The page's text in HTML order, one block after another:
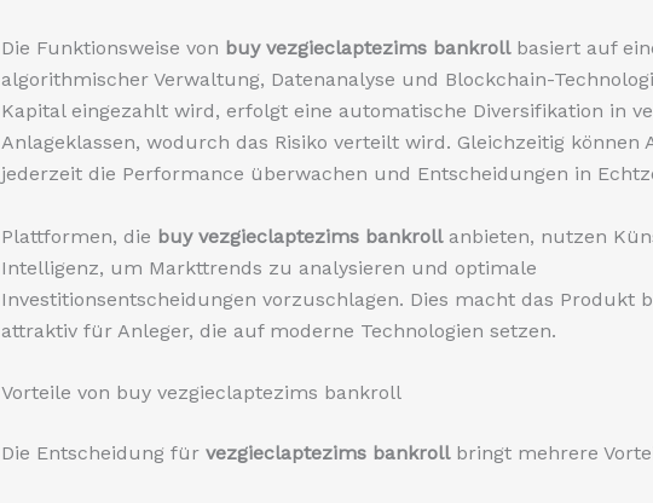
Die Funktionsweise von buy vezgieclaptezims bankrollbasiert auf
algorithmischer Verwaltung, Datenanalyse und Blockchain-
Kapital eingezahlt wird, erfolgt eine automatische Diversifikation in
Anlageklassen, wodurch das Risiko verteilt wird. Gleichzeitig können
jederzeit die Performance überwachen und Entscheidungen in
Plattformen, die buy vezgieclaptezims bankrollanbieten, nutzen
Intelligenz, um Markttrends zu analysieren und optimale
Investitionsentscheidungen vorzuschlagen. Dies macht das Produkt
attraktiv für Anleger, die auf moderne Technologien setzen.
Vorteile von buy vezgieclaptezims bankroll
Die Entscheidung für vezgieclaptezims bankrollbringt mehrere